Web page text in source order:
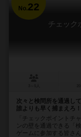
No.22
チェック
次々と検問所を通過し
誰よりも早く捕まえろ！
「チェックポイントチ
ンの壁を通過できる「
ゲームに参加する皆さ